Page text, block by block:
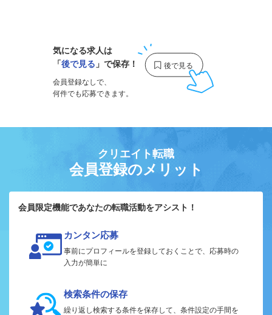
気になる求人は
「後で見る 」で保存！
会員登録なしで、
何件でも応募できます。
クリエイト転職
会員登録のメリット
会員限定機能であなたの転職活動をアシスト！
カンタン応募
事前にプロフィールを登録しておくことで、応募時の
入力が簡単に
検索条件の保存
繰り返し検索する条件を保存して、条件設定の手間を